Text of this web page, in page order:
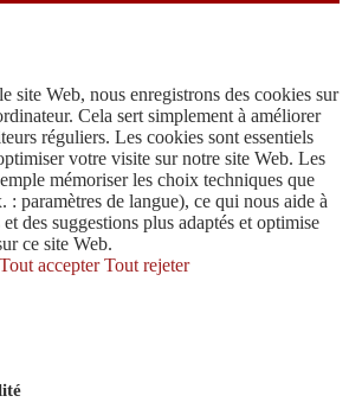
site Web, nous enregistrons des cookies sur
Cela sert simplement à améliorer
réguliers. Les cookies sont essentiels
votre visite sur notre site Web. Les
mémoriser les choix techniques que
: paramètres de langue), ce qui nous aide à
des suggestions plus adaptés et optimise
ce site Web.
Tout accepter Tout rejeter